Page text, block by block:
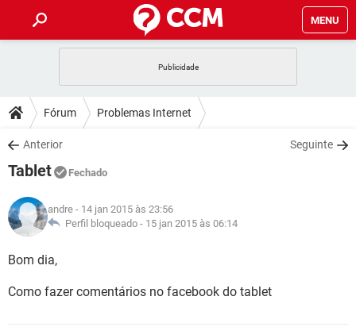
MENU
CELULAR FACEBOOK
OUTLOOK
INSTAGRAM
GUIA DE COMPRAS
DICAS
JOGOS WHATSAPP
INSTAGRAM
GUIA DE COMPRAS
DOWNLOADS
JOGOS
CELULAR
OUTLOOK EXCEL
INSTAGRAM
JOGOS
CELULAR
OUTLOOK
INSTAGRAM GMAIL
GLOSSÁRIO
JOGOS
Fórum Problemas Internet
Anterior Seguinte
Tablet Fechado
andre - 14 jan 2015 às 23:56
Perfil bloqueado - 15 jan 2015 às 06:14
Bom dia,
Como fazer comentários no facebook do tablet